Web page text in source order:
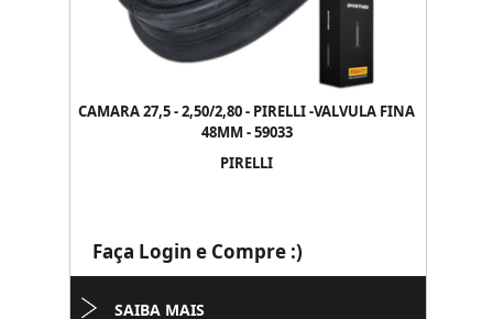
CAMARA 27,5 - 2,50/2,80 - PIRELLI -VALVULA FINA
48MM - 59033
PIRELLI
Faça Login e Compre :)
SAIBA MAIS